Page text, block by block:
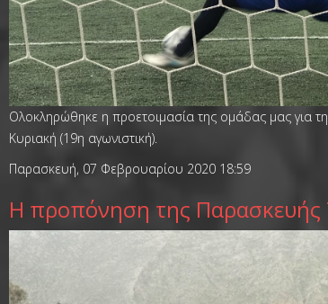
Ολοκληρώθηκε η προετοιμασία της ομάδας μας για
Κυριακή (19η αγωνιστική).
Παρασκευή, 07 Φεβρουαρίου 2020 18:59
Η προπόνηση της Παρασκευής